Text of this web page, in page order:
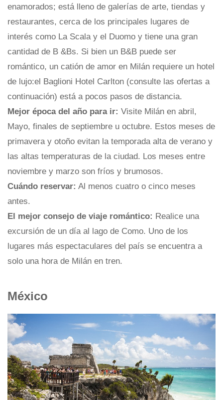
enamorados; está lleno de galerías de arte, tiendas y
restaurantes, cerca de los principales lugares de
interés como La Scala y el Duomo y tiene una gran
cantidad de B &Bs. Si bien un B&B puede ser
romántico, un catión de amor en Milán requiere un hotel
de lujo:el Baglioni Hotel Carlton (consulte las ofertas a
continuación) está a pocos pasos de distancia.
Mejor época del año para ir: Visite Milán en abril,
Mayo, finales de septiembre u octubre. Estos meses de
primavera y otoño evitan la temporada alta de verano y
las altas temperaturas de la ciudad. Los meses entre
noviembre y marzo son fríos y brumosos.
Cuándo reservar: Al menos cuatro o cinco meses
antes.
El mejor consejo de viaje romántico: Realice una
excursión de un día al lago de Como. Uno de los
lugares más espectaculares del país se encuentra a
solo una hora de Milán en tren.
México